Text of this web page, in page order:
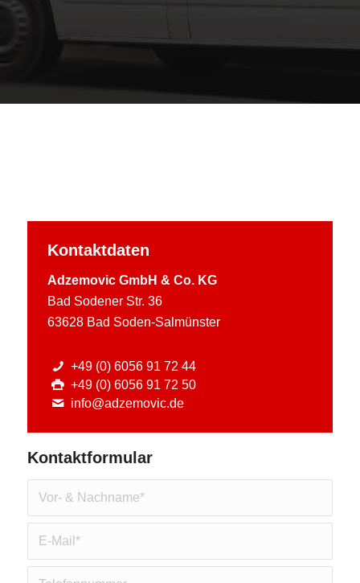
Kontaktdaten
Adzemovic GmbH & Co. KG
Bad Sodener Str. 36
63628 Bad Soden-Salmünster
+49 (0) 6056 91 72 44
+49 (0) 6056 91 72 50
info@adzemovic.de
Kontaktformular